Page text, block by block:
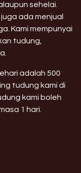
sehelai.
ada menjual
Kami mempunyai
tudung,
adalah 500
tudung kami di
kami boleh
1 hari.